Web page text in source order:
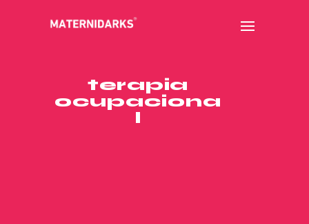
terapia
ocupaciona
l